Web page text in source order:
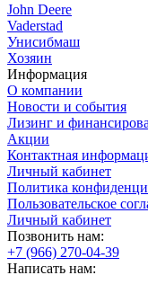
John Deere
Vaderstad
Унисибмаш
Хозяин
Информация
О компании
Новости и события
Лизинг и
Акции
Контактная
Личный кабинет
Политика
Пользовательское
Личный кабинет
Позвонить нам:
+7 (966) 270-04-39
Написать нам: